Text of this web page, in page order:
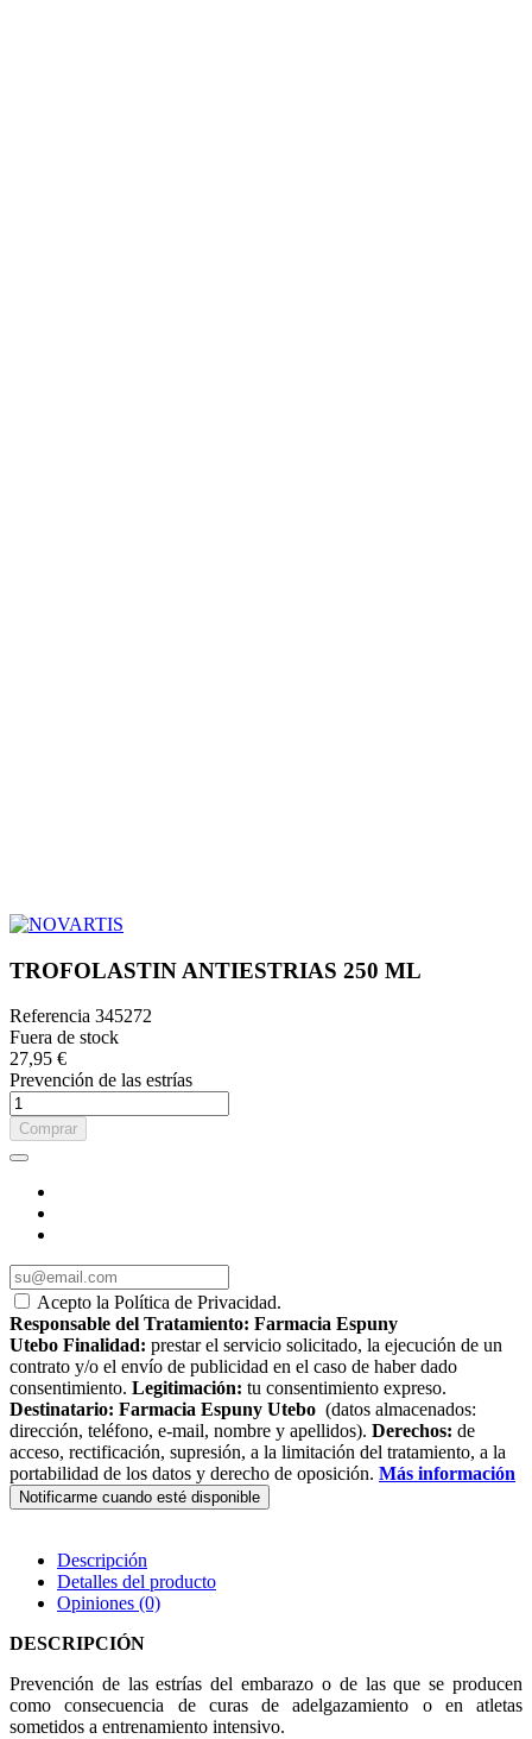
TROFOLASTIN ANTIESTRIAS 250 ML
Referencia 345272
Fuera de stock
27,95 €
Prevención de las estrías
Comprar
Acepto la Política de Privacidad.
Responsable del Tratamiento: Farmacia Espuny
Utebo Finalidad: prestar el servicio solicitado, la ejecución de un
contrato y/o el envío de publicidad en el caso de haber dado
consentimiento. Legitimación: tu consentimiento expreso.
Destinatario: Farmacia Espuny Utebo (datos almacenados:
dirección, teléfono, e-mail, nombre y apellidos). Derechos: de
acceso, rectificación, supresión, a la limitación del tratamiento, a la
portabilidad de los datos y derecho de oposición. Más información
Descripción
Detalles del producto
Opiniones (0)
DESCRIPCIÓN
Prevención de las estrías del embarazo o de las que se producen
como consecuencia de curas de adelgazamiento o en atletas
sometidos a entrenamiento intensivo.